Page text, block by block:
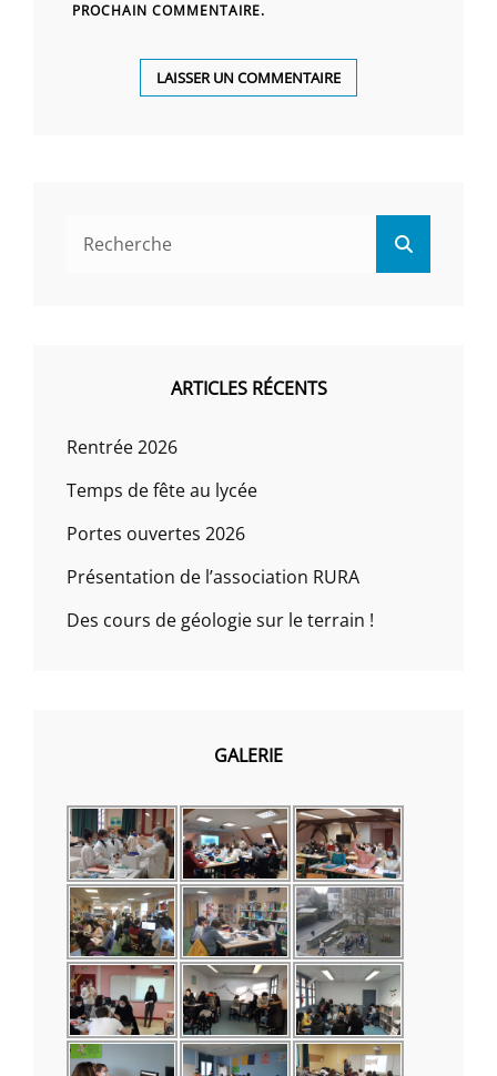
PROCHAIN COMMENTAIRE.
ARTICLES RÉCENTS
Rentrée 2026
Temps de fête au lycée
Portes ouvertes 2026
Présentation de l’association RURA
Des cours de géologie sur le terrain !
GALERIE